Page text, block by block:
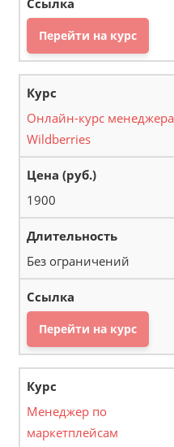
Перейти на курс
Онлайн-курс менеджера
Wildberries
1900
Без ограничений
Перейти на курс
Менеджер по
маркетплейсам